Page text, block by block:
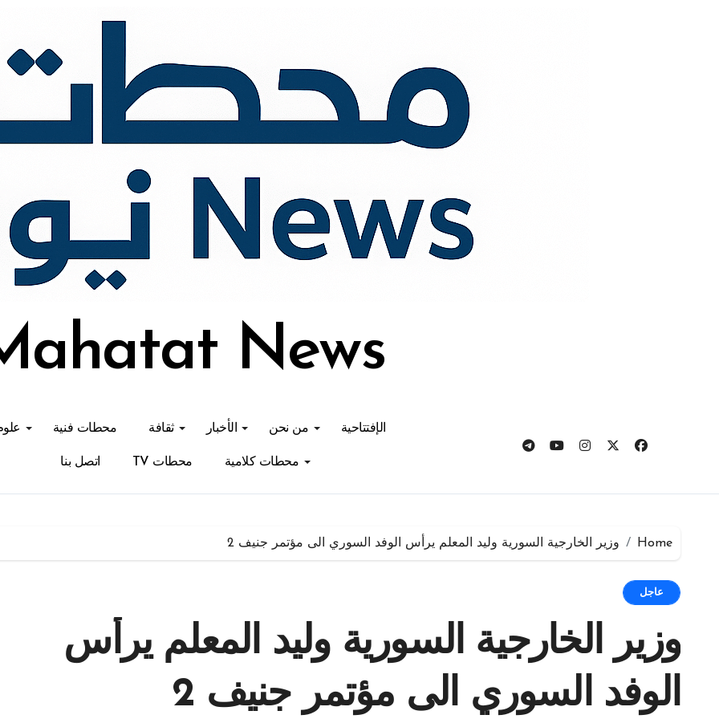
News
الإفتتاحية من نحن الأخبار ثقافة محطات فنية
محطات كلامية محطات TV اتصل بنا
Home وزير الخارجية السورية وليد المعلم يرأس الوفد السوري الى مؤتمر جنيف 2
عاجل
وزير الخارجية السورية وليد المعلم يرأس
الوفد السوري الى مؤتمر جنيف 2